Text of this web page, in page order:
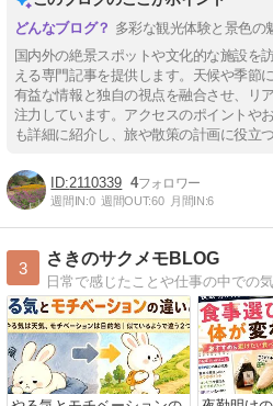
多彩な観光体験と景色の
国内外の絶景スポットや文化的な施設を
える専門記事を提供します。天候や季節
有益な情報と独自の視点を融合させ、リ
注力しています。アクセスのポイントや
も詳細に紹介し、旅や散策の計画に役立
2110339 4
週間IN:0 週間OUT:60 月間IN:6
3
さきのサクメモBLOG